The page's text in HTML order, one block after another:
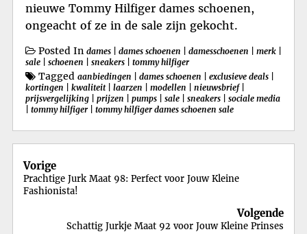
nieuwe Tommy Hilfiger dames schoenen,
ongeacht of ze in de sale zijn gekocht.
Posted In dames dames schoenen damesschoenen merk
sale
schoenen sneakers tommy hilfiger
Tagged aanbiedingen dames schoenen exclusieve deals
kortingen
kwaliteit| laarzen modellen nieuwsbrief|
prijsvergelijking
prijzen pumps sale sneakers
sociale media
tommy hilfiger tommy hilfiger dames schoenen sale
Berichtnavigatie
Vorige
Prachtige Jurk Maat 98: Perfect voor Jouw Kleine
Fashionista!
Volgende
Schattig Jurkje Maat 92 voor Jouw Kleine Prinses